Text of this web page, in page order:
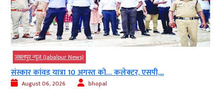
जबलपुर न्यूज़ (Jabalpur News)
संस्कार कांवड़ यात्रा 10 अगस्त को… कलेक्टर, एसपी,...
August 06, 2026 bhopal